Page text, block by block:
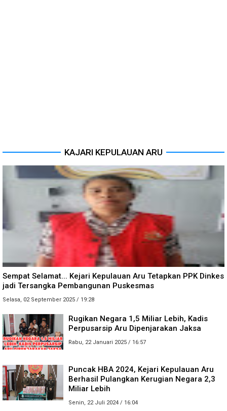
KAJARI KEPULAUAN ARU
Sempat Selamat... Kejari Kepulauan Aru Tetapkan PPK Dinkes
jadi Tersangka Pembangunan Puskesmas
Selasa, 02 September 2025 / 19:28
Rugikan Negara 1,5 Miliar Lebih, Kadis
Perpusarsip Aru Dipenjarakan Jaksa
Rabu, 22 Januari 2025 / 16:57
Puncak HBA 2024, Kejari Kepulauan Aru
Berhasil Pulangkan Kerugian Negara 2,3
Miliar Lebih
Senin, 22 Juli 2024 / 16:04